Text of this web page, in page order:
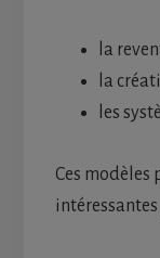
la
la
les
Ces